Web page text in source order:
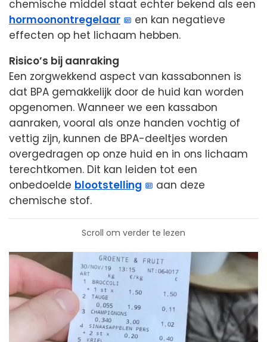
chemische middel staat echter bekend als een
hormoonontregelaar
en kan negatieve
effecten op het lichaam hebben.
Risico’s bij aanraking
Een zorgwekkend aspect van kassabonnen is
dat BPA gemakkelijk door de huid kan worden
opgenomen. Wanneer we een kassabon
aanraken, vooral als onze handen vochtig of
vettig zijn, kunnen de BPA-deeltjes worden
overgedragen op onze huid en in ons lichaam
terechtkomen. Dit kan leiden tot een
onbedoelde blootstelling
aan deze
chemische stof.
Scroll om verder te lezen